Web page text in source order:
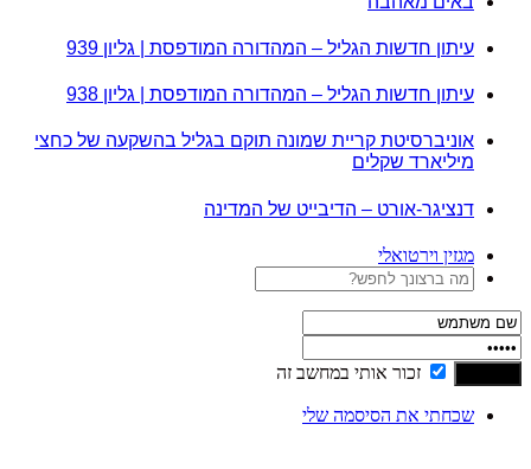
עיתון חדשות הגליל – המהדורה המודפסת | גליון 939
עיתון חדשות הגליל – המהדורה המודפסת | גליון 938
אוניברסיטת קריית שמונה תוקם בגליל בהשקעה של כחצי
מיליארד שקלים
דנציגר-אורט – הדיבייט של המדינה
מגזין וירטואלי
זכור אותי במחשב זה
שכחתי את הסיסמה שלי